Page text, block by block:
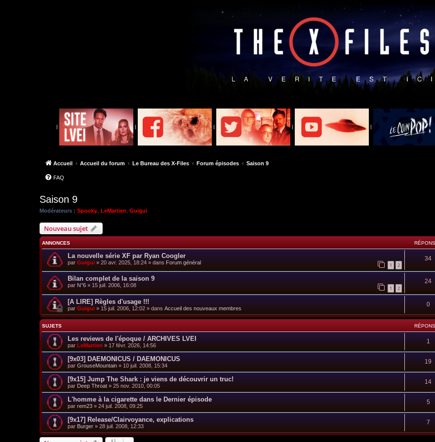
| | | | |
Accueil Accueil du forum Le Bureau des X-Files Forum épisodes Saison 9
FAQ
Saison 9
Modérateurs : Spooky. LeMartien Guigui
Nouveau sujet
ANNONCES
La nouvelle série XF par Ryan Coogler
par Guigui » 20 avr. 2025, 18:24 » dans Forum général 1 2
34
Bilan complet de la saison 9
par N°6 » 15 juil. 2006, 16:08 1 2
24
[A LIRE] Règles d'usage !!!
par Guigui » 15 juil. 2006, 12:02 » dans Accueil des nouveaux membres
0
SUJETS
Les reviews de l'époque / ARCHIVES LVEI
par LeMartien » 17 févr. 2026, 14:56
1
[9x03] DAEMONICUS / DAEMONICUS
par GrouseMountain » 10 juil. 2008, 15:34
19
[9x15] Jump The Shark : je viens de découvrir un truc!
par Deep Throat » 25 nov. 2010, 00:05
14
L'homme à la cigarette dans le Dernier épisode
par rem23 » 24 juil. 2008, 09:25
5
[9x17] Release/Clairvoyance, explications
par Burger » 28 juil. 2008, 12:33
7